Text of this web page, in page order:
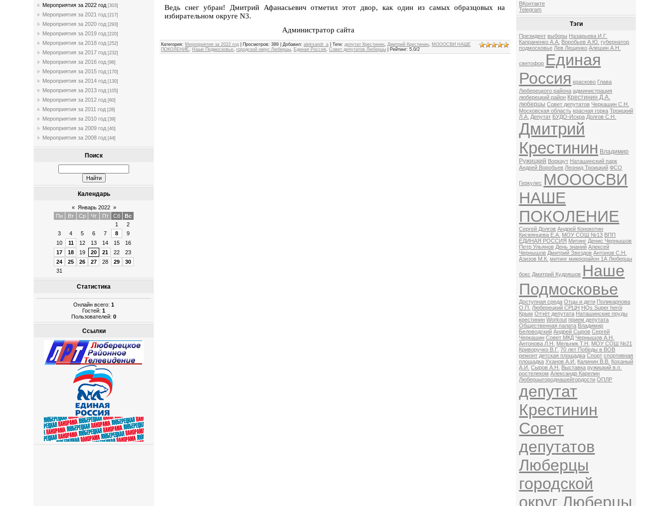
Мероприятия за 2022 год [303]
Мероприятия за 2021 год [217]
Мероприятия за 2020 год [293]
Мероприятия за 2019 год [220]
Мероприятия за 2018 год [252]
Мероприятия за 2017 год [232]
Мероприятия за 2016 год [96]
Мероприятия за 2015 год [170]
Мероприятия за 2014 год [130]
Мероприятия за 2013 год [105]
Мероприятия за 2012 год [60]
Мероприятия за 2011 год [28]
Мероприятия за 2010 год [39]
Мероприятия за 2009 год [40]
Мероприятия за 2008 год [44]
Поиск
Календарь
« Январь 2022 »
Пн
Вт Ср Чт Пт Сб
Вс
1
2
3
4 5 6 7 8
9
10
11 12 13 14 15
16
17
18 19 20 21 22
23
24
25 26 27 28 29
30
31
Статистика
Онлайн всего:1
Гостей:1
Пользователей:0
Ссылки
Ведь снег убран! Дмитрий Афанасьевич отметил этот двор, как один из самых образцовых на
избирательном округе N3.
Администратор сайта
Категория: Мероприятия за 2022 год Просмотров: 389 | Добавил:aleksandr_a |Теги: депутат Крестинин Дмитрий Крестинин
МОООСВИ НАШЕ
ПОКОЛЕНИЕ
Наше Подмосковье ,городской округ Люберцы Единая Россия ,Совет депутатов Люберцы Рейтинг:5.0/2
ВКонтакте
Telegram
Тэги
Президент выборы Назарьева И.Г.
Капраненко А.А. Воробьев А.Ю. губернатор
подмосковье Лев Лещенко Алешин А.Н.
светофор Единая
Россия красково Глава
Люберецкого района администрация
люберецкий район Крестинин Д.А.
люберцы Совет депутатов Черкашин С.Н.
Московская область красная горка Троицкий
Л.А. Депутат БУДО-Искра Долгов С.Н.
Дмитрий
Крестинин Владимир
Ружицкий Воркаут Наташинский парк
Андрей Воробьев Леонид Троицкий ФСО
Геркулес МОООСВИ
НАШЕ
ПОКОЛЕНИЕ
Сергей Долгов Андрей Конокотин
Кисвянцева Е.А. МОУ СОШ №13 ВПП
ЕДИНАЯ РОССИЯ Митинг Денис Чернышов
Петр Ульянов День знаний Алексей
Чернышов Дмитрий Звездов Антонов С.Н.
Азизов М.К. митинг микрорайон 1А Люберцы
бокс Дмитрий Кудряшов Наше
Подмосковье
Доступная среда Отцы и дети Поликарпова
О.П.
Люберецкий СРЦН HQs Super herói
Крым Отчёт депутата Наташинские пруды
крестинин Workout прием депутата
Общественная палата Владимир
Беловодский Андрей Сыров Сергей
Черкашин Совет МКД Чернышов А.Н.
Антонова Л.Н.
Мельник Т.Н.
МОУ СОШ №21
Криворучко В.Г. 70 лет Победы в ВОВ
ремонт детская площадка Спорт спортивная
площадка Уханов А.И. Калинин В.В. Коханый
А.И.
Сыров А.Н. Выставка ружицкий в.п.
ростелеком Александр Карелин
Люберцыгороднашейгордости ОПЛР
депутат
Крестинин
Совет
депутатов
Люберцы
городской
округ Люберцы